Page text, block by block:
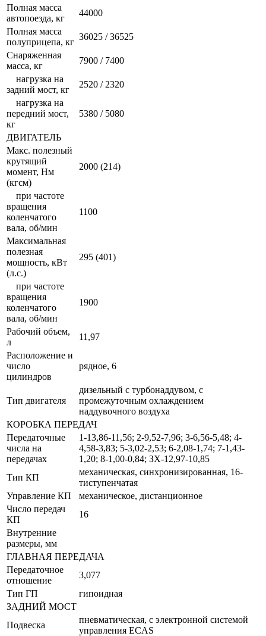
Полная масса
автопоезда, кг
44000
Полная масса
полуприцепа, кг
36025 / 36525
Снаряженная
масса, кг
7900 / 7400
нагрузка на
задний мост, кг
2520 / 2320
нагрузка на
передний мост,
кг
5380 / 5080
ДВИГАТЕЛЬ
Макс. полезный
крутящий
момент, Нм
(кгсм)
2000 (214)
при частоте
вращения
коленчатого
вала, об/мин
1100
Максимальная
полезная
мощность, кВт
(л.с.)
295 (401)
при частоте
вращения
коленчатого
вала, об/мин
1900
Рабочий объем,
л
11,97
Расположение и
число
цилиндров
рядное, 6
Тип двигателя
дизельный с турбонаддувом, с
промежуточным охлаждением
наддувочного воздуха
КОРОБКА ПЕРЕДАЧ
Передаточные
числа на
передачах
1-13,86-11,56; 2-9,52-7,96; 3-6,56-5,48; 4-
4,58-3,83; 5-3,02-2,53; 6-2,08-1,74; 7-1,43-
1,20; 8-1,00-0,84; ЗХ-12,97-10,85
Тип КП
механическая, синхронизированная, 16-
тиступенчатая
Управление КП
механическое, дистанционное
Число передач
КП
16
Внутренние
размеры, мм
ГЛАВНАЯ ПЕРЕДАЧА
Передаточное
отношение
3,077
Тип ГП
гипоидная
ЗАДНИЙ МОСТ
Подвеска
пневматическая, с электронной системой
управления ECAS